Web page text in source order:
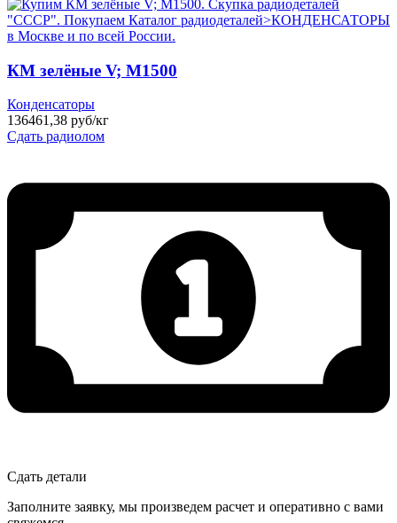
КМ зелёные V; М1500
Конденсаторы
136461,38 руб/кг
Сдать радиолом
Сдать детали
Заполните заявку, мы произведем расчет и оперативно с вами